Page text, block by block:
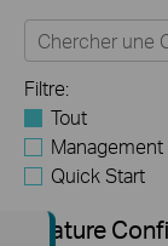
Filtre:
Tout
Management
Quick Start
Feature